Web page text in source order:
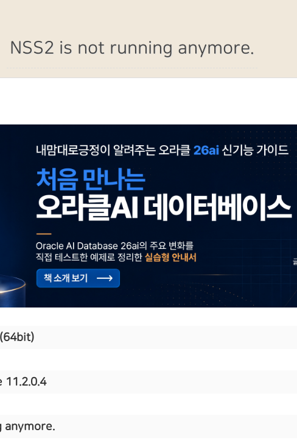
NSS2 is not running anymore.
11.2.0.4
anymore.